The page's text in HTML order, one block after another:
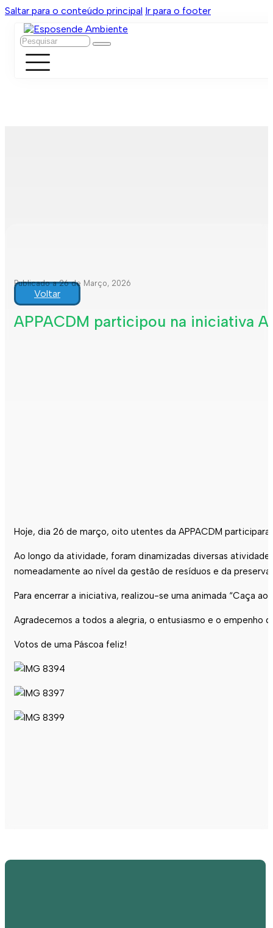
Saltar para o conteúdo principal Ir para o footer
Pesquisar
Publicado a 26 de Março, 2026
Voltar
APPACDM participou na iniciativa
Hoje, dia 26 de março, oito utentes da APPACDM
Ao longo da atividade, foram dinamizadas diversas
nomeadamente ao nível da gestão de resíduos e da
Para encerrar a iniciativa, realizou-se uma animada “Caça
Agradecemos a todos a alegria, o entusiasmo e o empenho
Votos de uma Páscoa feliz!